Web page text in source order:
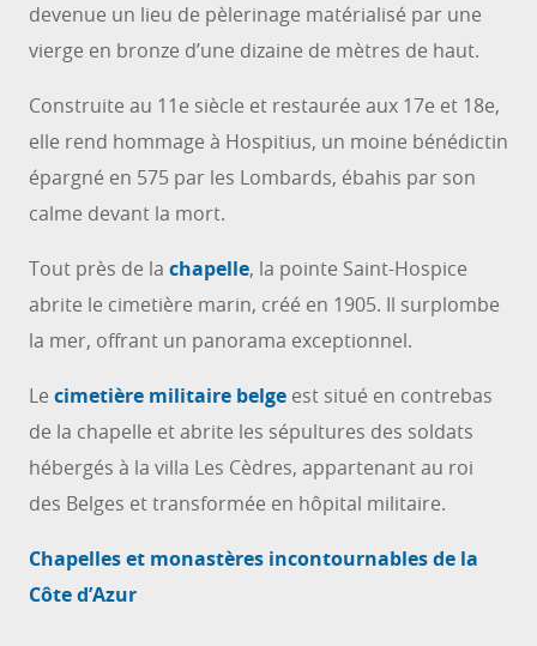
devenue un lieu de pèlerinage matérialisé par une
vierge en bronze d’une dizaine de mètres de haut.
Construite au 11e siècle et restaurée aux 17e et 18e,
elle rend hommage à Hospitius, un moine bénédictin
épargné en 575 par les Lombards, ébahis par son
calme devant la mort.
Tout près de la chapelle, la pointe Saint-Hospice
abrite le cimetière marin, créé en 1905. Il surplombe
la mer, offrant un panorama exceptionnel.
Le cimetière militaire belge est situé en contrebas
de la chapelle et abrite les sépultures des soldats
hébergés à la villa Les Cèdres, appartenant au roi
des Belges et transformée en hôpital militaire.
Chapelles et monastères incontournables de la
Côte d’Azur